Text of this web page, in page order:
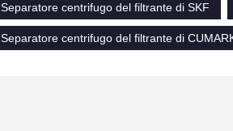
Separatore centrifugo del filtrante di SKF
Separatore centrifugo del filtrante di